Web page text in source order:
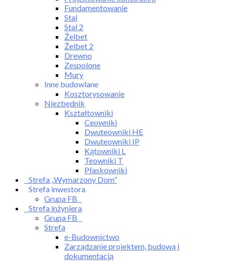
Fundamentowanie
Stal
Stal 2
Żelbet
Żelbet 2
Drewno
Zespolone
Mury
Inne budowlane
Kosztorysowanie
Niezbędnik
Kształtowniki
Ceowniki
Dwuteowniki HE
Dwuteowniki IP
Kątowniki L
Teowniki T
Płaskowniki
Strefa „Wymarzony Dom”
Strefa inwestora
Grupa FB
Strefa inżyniera
Grupa FB
Strefa
e-Budownictwo
Zarządzanie projektem, budową i
dokumentacją